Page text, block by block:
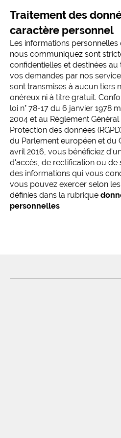
Traitement des
caractère personnel
Les informations
nous communiquez sont
confidentielles et destinées
vos demandes par nos
sont transmises à aucun tiers
onéreux ni à titre gratuit.
loi n° 78-17 du 6 janvier 1978
2004 et au Règlement Général
Protection des données
du Parlement européen et du
avril 2016, vous bénéficiez
d'accès, de rectification ou de
des informations qui vous
vous pouvez exercer selon
définies dans la rubrique
personnelles